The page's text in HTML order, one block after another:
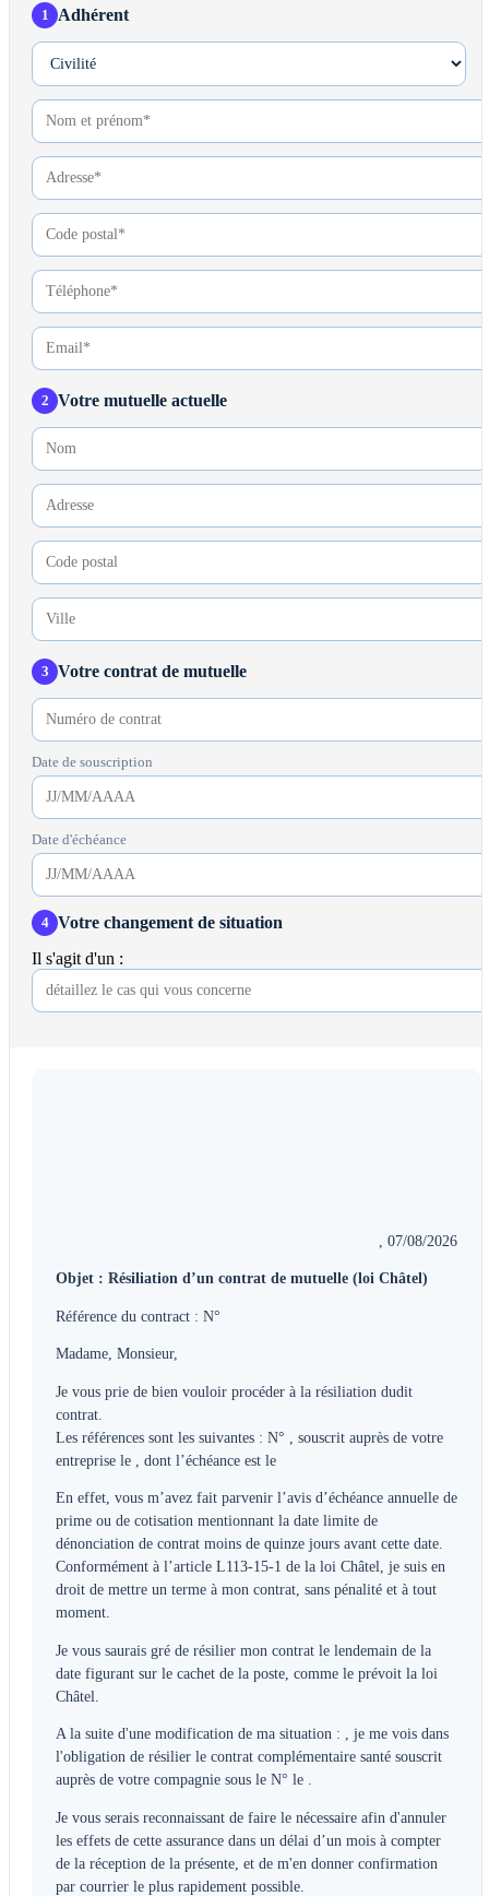
1 Adhérent
2 Votre mutuelle actuelle
3 Votre contrat de mutuelle
Date de souscription
Date d'échéance
4 Votre changement de situation
Il s'agit d'un :
, 07/08/2026
Objet : Résiliation d’un contrat de mutuelle (loi Châtel)
Référence du contract : N°
Madame, Monsieur,
Je vous prie de bien vouloir procéder à la résiliation dudit
contrat.
Les références sont les suivantes : N°
, souscrit auprès de votre
entreprise le
, dont l’échéance est le
En effet, vous m’avez fait parvenir l’avis d’échéance annuelle de
prime ou de cotisation mentionnant la date limite de
dénonciation de contrat moins de quinze jours avant cette date.
Conformément à l’article L113-15-1 de la loi Châtel, je suis en
droit de mettre un terme à mon contrat, sans pénalité et à tout
moment.
Je vous saurais gré de résilier mon contrat le lendemain de la
date figurant sur le cachet de la poste, comme le prévoit la loi
Châtel.
A la suite d'une modification de ma situation : , je me vois dans
l'obligation de résilier le contrat complémentaire santé souscrit
auprès de votre compagnie sous le N° le .
Je vous serais reconnaissant de faire le nécessaire afin d'annuler
les effets de cette assurance dans un délai d’un mois à compter
de la réception de la présente, et de m'en donner confirmation
par courrier le plus rapidement possible.